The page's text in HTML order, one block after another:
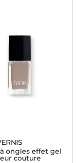
ongles effet gel
couture